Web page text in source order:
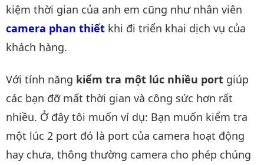
kiệm thời gian của anh em cũng như nhân viên
camera phan thiết khi đi triển khai dịch vụ của
khách hàng.
Với tính năng kiểm tra một lúc nhiều port giúp
các bạn đỡ mất thời gian và công sức hơn rất
nhiều. Ở đây tôi muốn ví dụ: Bạn muốn kiểm tra
một lúc 2 port đó là port của camera hoạt động
hay chưa, thông thường camera cho phép chúng